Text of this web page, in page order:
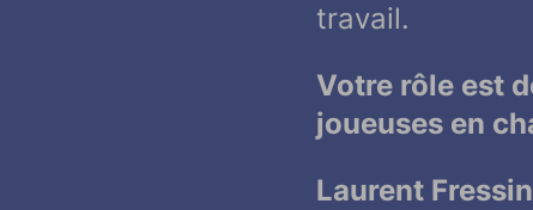
travail.
Votre rôle est
joueuses en
Laurent